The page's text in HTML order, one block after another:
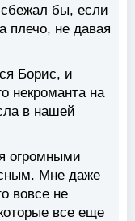
бы, если
плечо, не давая
Борис, и
некроманта на
в нашей
огромными
Мне даже
вовсе не
все еще